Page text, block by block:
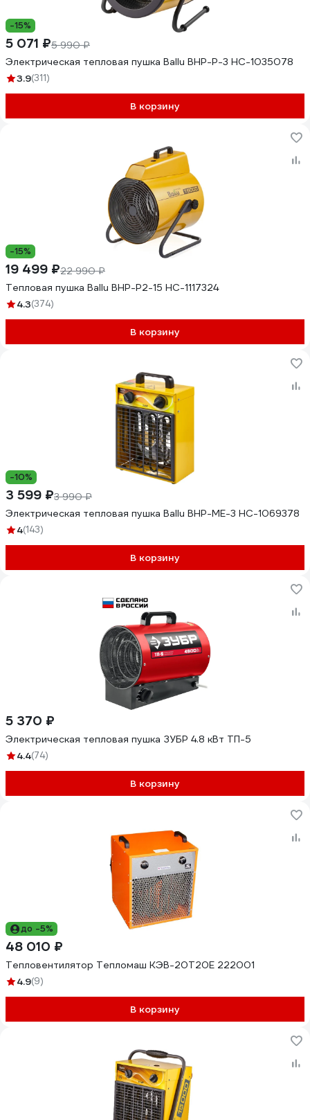
-15%
5 071 ₽5 990 ₽
Электрическая тепловая пушка Ballu BHP-P-3 НС-1035078
3.9(311)
В корзину
-15%
19 499 ₽22 990 ₽
Тепловая пушка Ballu BHP-P2-15 НС-1117324
4.3(374)
В корзину
-10%
3 599 ₽3 990 ₽
Электрическая тепловая пушка Ballu BHP-ME-3 НС-1069378
4(143)
В корзину
5 370 ₽
Электрическая тепловая пушка ЗУБР 4.8 кВт ТП-5
4.4(74)
В корзину
до -5%
48 010 ₽
Тепловентилятор Тепломаш КЭВ-20Т20Е 222001
4.9(9)
В корзину